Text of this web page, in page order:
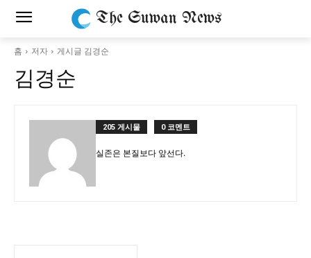
The Suwan News
홈 저자 게시글 김경순
김경순
205 게시물 0 코멘트
실존은 본질보다 앞선다.